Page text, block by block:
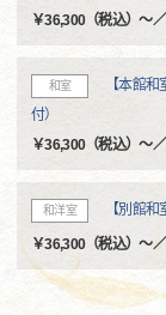
￥36,300（税込）～
和室
【本館
付）
￥36,300（税込）～
和洋室 【別館
￥36,300（税込）～